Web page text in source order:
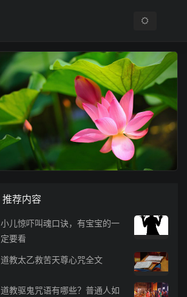
推荐内容
小儿惊吓叫魂口诀，有宝宝的一
定要看
道教太乙救苦天尊心咒全文
道教驱鬼咒语有哪些？普通人如